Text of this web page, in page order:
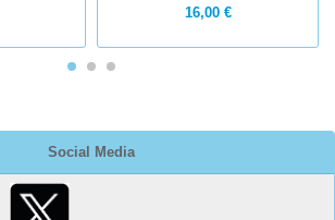
Social Media
16,00 €